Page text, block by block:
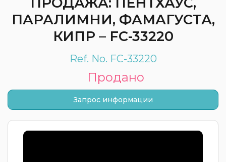
ПАРАЛИМНИ, ФАМАГУСТА,
КИПР – FC-33220
Ref. No. FC-33220
Продано
Запрос информации